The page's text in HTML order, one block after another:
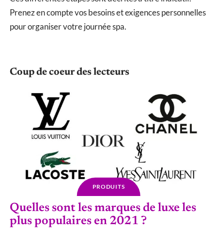
Prenez en compte vos besoins et exigences personnelles
pour organiser votre journée spa.
Coup de coeur des lecteurs
PRODUITS
Quelles sont les marques de luxe les
plus populaires en 2021 ?